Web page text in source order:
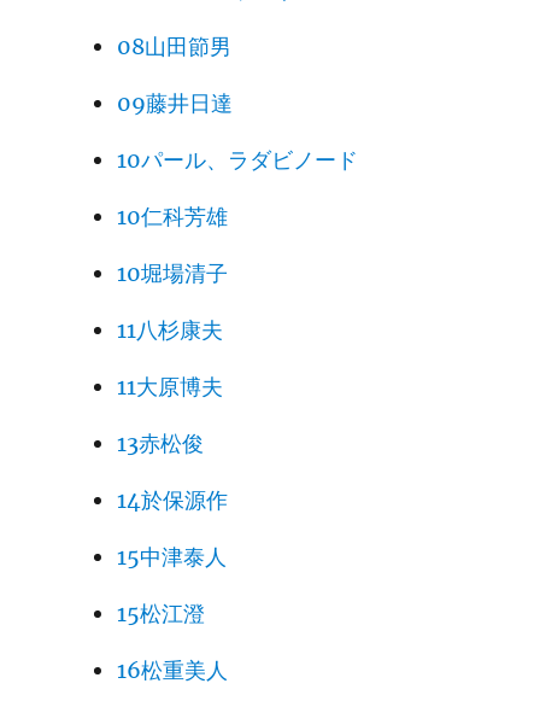
08山田節男
09藤井日達
10パール、ラダビノード
10仁科芳雄
10堀場清子
11八杉康夫
11大原博夫
13赤松俊
14於保源作
15中津泰人
15松江澄
16松重美人